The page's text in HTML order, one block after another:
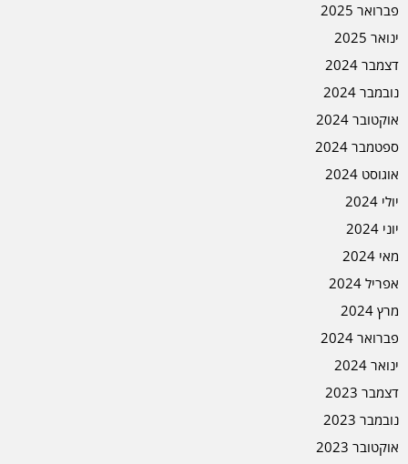
פברואר 2025
ינואר 2025
דצמבר 2024
נובמבר 2024
אוקטובר 2024
ספטמבר 2024
אוגוסט 2024
יולי 2024
יוני 2024
מאי 2024
אפריל 2024
מרץ 2024
פברואר 2024
ינואר 2024
דצמבר 2023
נובמבר 2023
אוקטובר 2023